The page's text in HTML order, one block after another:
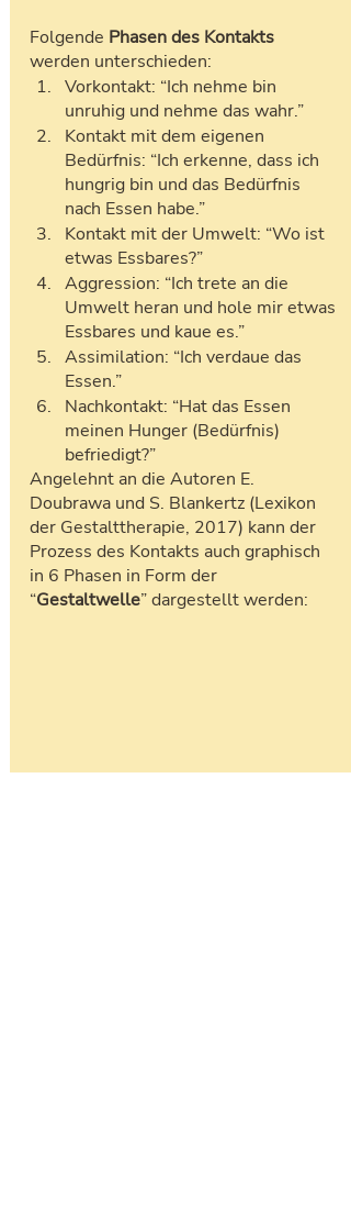
Folgende Phasen des Kontakts
werden unterschieden:
Vorkontakt: “Ich nehme bin
unruhig und nehme das wahr.”
Kontakt mit dem eigenen
Bedürfnis: “Ich erkenne, dass ich
hungrig bin und das Bedürfnis
nach Essen habe.”
Kontakt mit der Umwelt: “Wo ist
etwas Essbares?”
Aggression: “Ich trete an die
Umwelt heran und hole mir etwas
Essbares und kaue es.”
Assimilation: “Ich verdaue das
Essen.”
Nachkontakt: “Hat das Essen
meinen Hunger (Bedürfnis)
befriedigt?”
Angelehnt an die Autoren E.
Doubrawa und S. Blankertz (Lexikon
der Gestalttherapie, 2017) kann der
Prozess des Kontakts auch graphisch
in 6 Phasen in Form der
“Gestaltwelle” dargestellt werden: